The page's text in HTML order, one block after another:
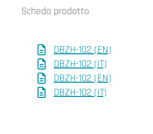
Scheda prodotto
DBZH-102 (EN)
DBZH-102 (IT)
DBZH-102 (EN)
DBZH-102 (IT)